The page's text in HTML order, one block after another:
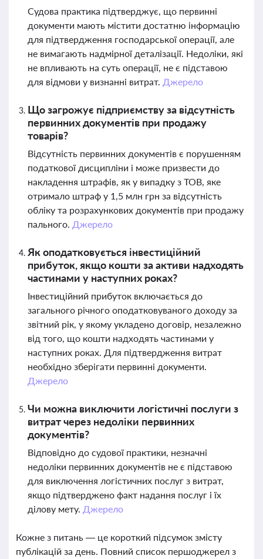
Судова практика підтверджує, що первинні
документи мають містити достатню інформацію
для підтвердження господарської операції, але
не вимагають надмірної деталізації. Недоліки, які
не впливають на суть операції, не є підставою
для відмови у визнанні витрат. Джерело
Що загрожує підприємству за відсутність
первинних документів при продажу
товарів?
Відсутність первинних документів є порушенням
податкової дисципліни і може призвести до
накладення штрафів, як у випадку з ТОВ, яке
отримало штраф у 1,5 млн грн за відсутність
обліку та розрахункових документів при продажу
пального. Джерело
Як оподатковується інвестиційний
прибуток, якщо кошти за активи надходять
частинами у наступних роках?
Інвестиційний прибуток включається до
загального річного оподатковуваного доходу за
звітний рік, у якому укладено договір, незалежно
від того, що кошти надходять частинами у
наступних роках. Для підтвердження витрат
необхідно зберігати первинні документи.
Джерело
Чи можна виключити логістичні послуги з
витрат через недоліки первинних
документів?
Відповідно до судової практики, незначні
недоліки первинних документів не є підставою
для виключення логістичних послуг з витрат,
якщо підтверджено факт надання послуг і їх
ділову мету. Джерело
Кожне з питань — це короткий підсумок змісту
публікацій за день. Повний список першоджерел з